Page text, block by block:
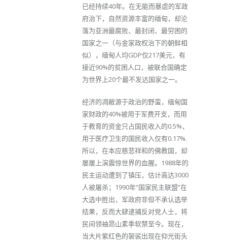
已经持续40年。在无能而暴虐的军政
府治下，自然资源丰富的缅甸，却沦
落为亚洲最腐败、最封闭、最穷困的
国家之一（与金家政权治下的朝鲜相
似），缅甸人均GDP仅217美元，有
接近90%的贫困人口，被联合国确定
为世界上20个最不发达国家之一。
经济的凋敝源于政治的野蛮，缅甸国
家财政的40%被用于军费开支，而用
于教育的资金只占国民收入的0.5%，
用于医疗卫生的国民收入仅有0.17%.
所以，在本应慈悲祥和的佛教国，却
屡屡上演震惊世界的血腥。1988年的
民主运动遭到了镇压，估计高达3000
人被屠杀；1990年“国家民主联盟”在
大选中胜出，军政府非但不承认选举
结果，反而大肆逮捕反对党人士，将
民间领袖昂山素季软禁至今。现在，
当大片紫红色的袈裟出现在仰光街头